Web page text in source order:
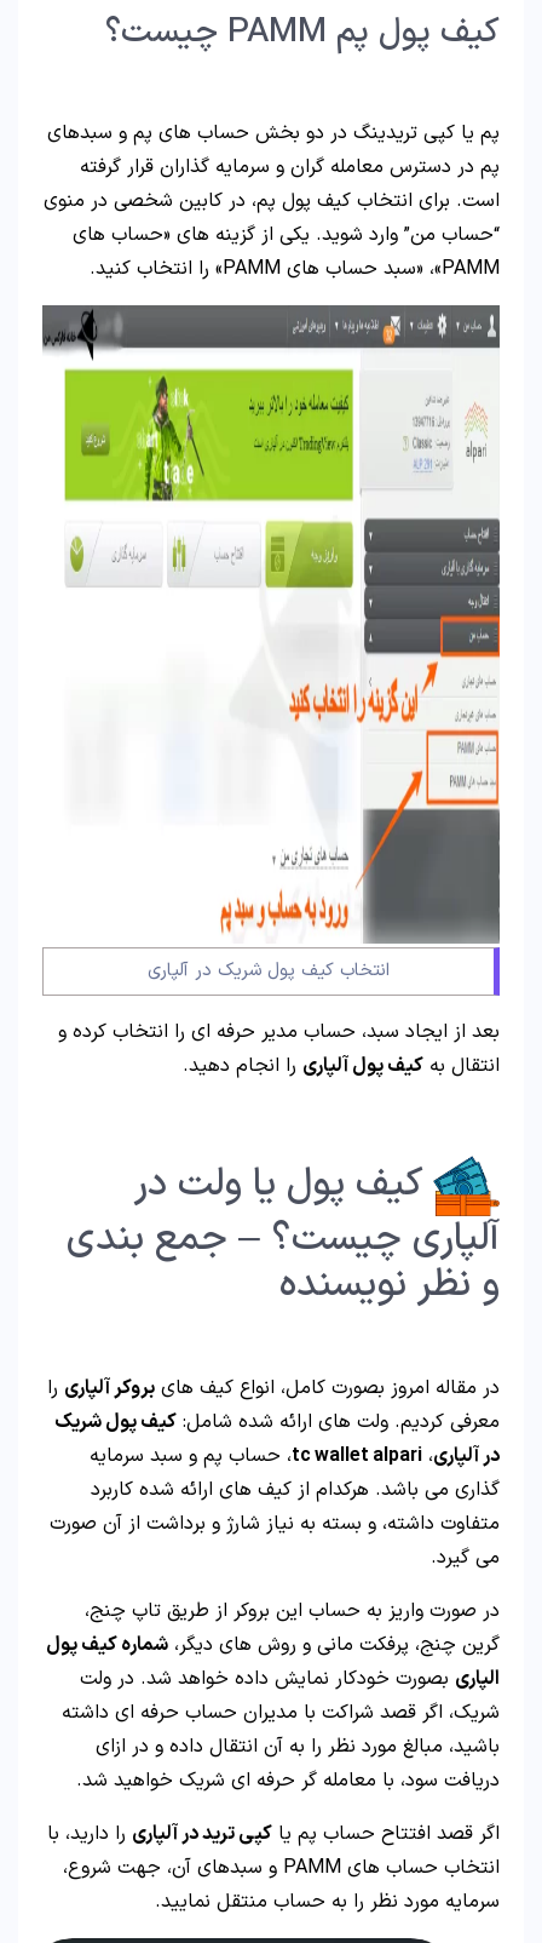
کیف پول پم PAMM چیست؟
پم یا کپی تریدینگ در دو بخش حساب های پم و سبدهای
پم در دسترس معامله گران و سرمایه گذاران قرار گرفته
است. برای انتخاب کیف پول پم، در کابین شخصی در منوی
“حساب من” وارد شوید. یکی از گزینه های «حساب های
PAMM»، «سبد حساب های PAMM» را انتخاب کنید.
انتخاب کیف پول شریک در آلپاری
بعد از ایجاد سبد، حساب مدیر حرفه ای را انتخاب کرده و
انتقال به کیف پول آلپاری را انجام دهید.
کیف پول یا ولت در
آلپاری چیست؟ – جمع بندی
و نظر نویسنده
در مقاله امروز بصورت کامل، انواع کیف های بروکر آلپاری را
معرفی کردیم. ولت های ارائه شده شامل: کیف پول شریک
در آلپاری، tc wallet alpari، حساب پم و سبد سرمایه
گذاری می باشد. هرکدام از کیف های ارائه شده کاربرد
متفاوت داشته، و بسته به نیاز شارژ و برداشت از آن صورت
می گیرد.
در صورت واریز به حساب این بروکر از طریق تاپ چنج،
گرین چنج، پرفکت مانی و روش های دیگر، شماره کیف پول
الپاری بصورت خودکار نمایش داده خواهد شد. در ولت
شریک، اگر قصد شراکت با مدیران حساب حرفه ای داشته
باشید، مبالغ مورد نظر را به آن انتقال داده و در ازای
دریافت سود، با معامله گر حرفه ای شریک خواهید شد.
اگر قصد افتتاح حساب پم یا کپی ترید در آلپاری را دارید، با
انتخاب حساب های PAMM و سبدهای آن، جهت شروع،
سرمایه مورد نظر را به حساب منتقل نمایید.